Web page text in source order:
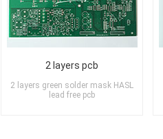
2 layers pcb
2 layers green solder mask HASL
lead free pcb